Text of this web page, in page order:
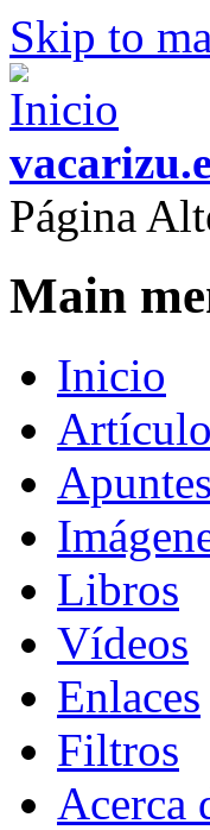
Skip to
Página
Main
Inicio
Apuntes
Libros
Vídeos
Enlaces
Filtros
Acerca